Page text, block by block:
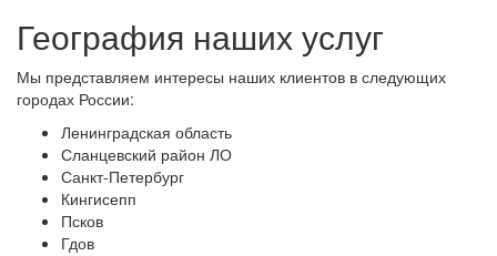
География наших услуг
Мы представляем интересы наших клиентов в следующих
городах России:
Ленинградская область
Сланцевский район ЛО
Санкт-Петербург
Кингисепп
Псков
Гдов